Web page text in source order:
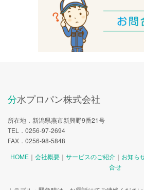
分水プロパン株式会社
所在地．新潟県燕市新興野9番21号
TEL．0256‐97‐2694
FAX．0256‐98‐5848
HOME ｜ 会社概要 ｜ サービスのご紹介 ｜ お知ら
合せ